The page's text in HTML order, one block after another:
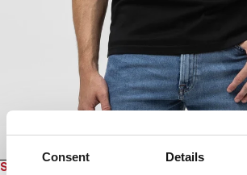
Consent Details
SALE